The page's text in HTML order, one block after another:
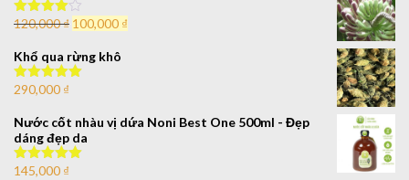
Được xếp
5 sao
120,000₫ 100,000 ₫
Khổ qua rừng khô
Được xếp
sao
290,000 ₫
Nước cốt nhàu vị dứa Noni Best One 500ml - Đẹp
dáng đẹp da
Được xếp
145,000 ₫